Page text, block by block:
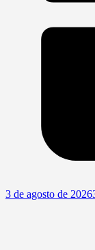
3 de agosto de 2026